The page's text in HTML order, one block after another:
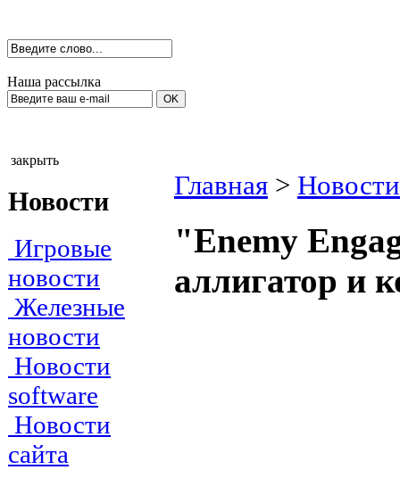
Наша рассылка
закрыть
Новости
Игровые
новости
Железные
новости
Новости
software
Новости
сайта
Главная >
"Enemy
аллигатор и